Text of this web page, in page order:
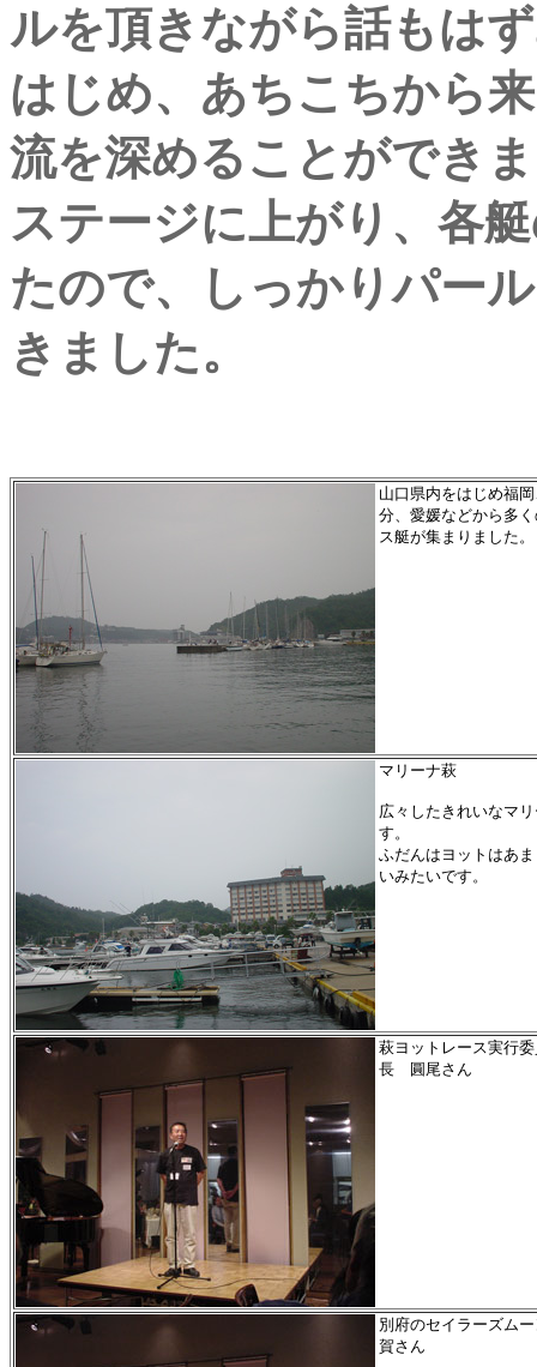
ルを頂きながら話もは
はじめ、あちこちから
流を深めることができ
ステージに上がり、各
たので、しっかりパー
きました。
山口県内をはじめ福
分、愛媛などから多
ス艇が集まりました。
マリーナ萩
広々したきれいなマ
す。
ふだんはヨットはあ
いみたいです。
萩ヨットレース実行
長 圓尾さん
別府のセイラーズム
賀さん